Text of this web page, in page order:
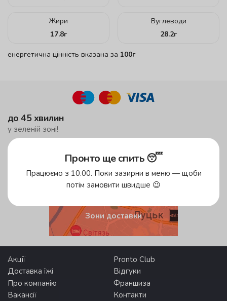
Жири
17.8г
Вуглеводи
28.2г
енергетична цінність вказана за 100г
до 45 хвилин
у зеленій зоні!
до 59 хвилин
безкоштовна доставка
Зони доставки
Акції
Pronto Club
Доставка їжі
Відгуки
Про компанію
Франшиза
Вакансії
Контакти
Пронто ще спить 😴
Працюємо з 10.00. Поки зазирни в меню — щоби
потім замовити швидше 😉